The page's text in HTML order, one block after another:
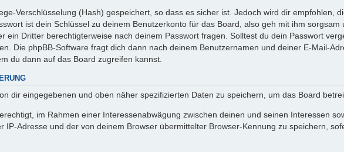
Verschlüsselung (Hash) gespeichert, so dass es sicher ist. Jedoch wird dir empfohlen,
ist dein Schlüssel zu deinem Benutzerkonto für das Board, also geh mit ihm
ein Dritter berechtigterweise nach deinem Passwort fragen. Solltest du dein Passwort
Die phpBB-Software fragt dich dann nach deinem Benutzernamen und deiner E-Mail-
du dann auf das Board zugreifen kannst.
dir eingegebenen und oben näher spezifizierten Daten zu speichern, um das Board
im Rahmen einer Interessenabwägung zwischen deinen und seinen Interessen
IP-Adresse und der von deinem Browser übermittelter Browser-Kennung zu speichern,